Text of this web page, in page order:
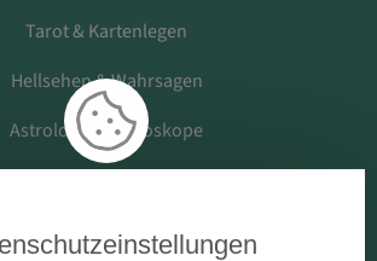
Tarot & Kartenlegen
Hellsehen & Wahrsagen
Astrologie & Horoskope